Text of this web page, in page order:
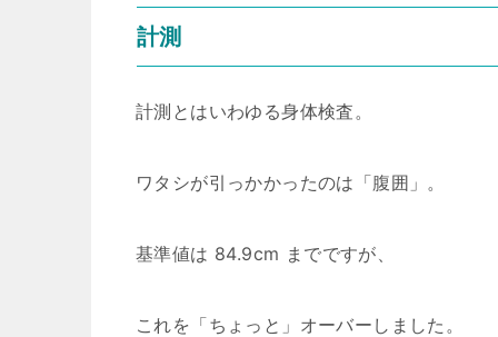
計測
計測とはいわゆる身体検査。
ワタシが引っかかったのは「腹囲」。
基準値は 84.9cm までですが、
これを「ちょっと」オーバーしました。